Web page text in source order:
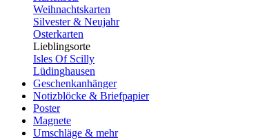
Weihnachtskarten
Silvester & Neujahr
Osterkarten
Lieblingsorte
Isles Of Scilly
Lüdinghausen
Geschenkanhänger
Notizblöcke & Briefpapier
Poster
Magnete
Umschläge & mehr